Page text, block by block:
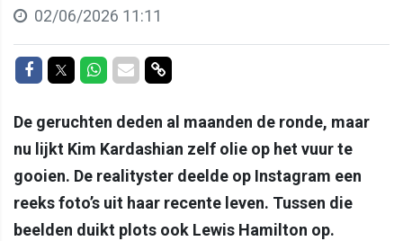
02/06/2026 11:11
Delen op Facebook
Delen op Twitter
Delen op Whatsapp
Delen via Mail
Delen via link
De geruchten deden al maanden de ronde, maar
nu lijkt Kim Kardashian zelf olie op het vuur te
gooien. De realityster deelde op Instagram een
reeks foto’s uit haar recente leven. Tussen die
beelden duikt plots ook Lewis Hamilton op.